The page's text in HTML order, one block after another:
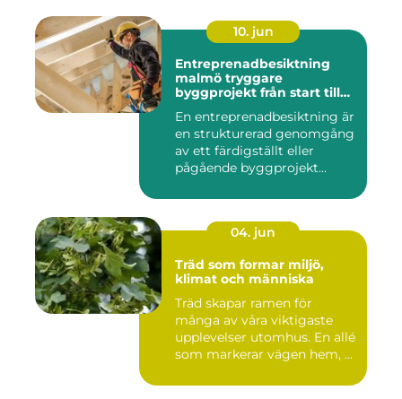
10. jun
Entreprenadbesiktning
malmö tryggare
byggprojekt från start till
En entreprenadbesiktning är
en strukturerad genomgång
av ett färdigställt eller
pågående byggprojekt...
04. jun
Träd som formar miljö,
klimat och människa
Träd skapar ramen för
många av våra viktigaste
upplevelser utomhus. En allé
som markerar vägen hem, ...